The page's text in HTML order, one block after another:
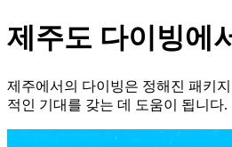
제주도 다이빙에
제주에서의 다이빙은 정해진 패키
적인 기대를 갖는 데 도움이 됩니다.